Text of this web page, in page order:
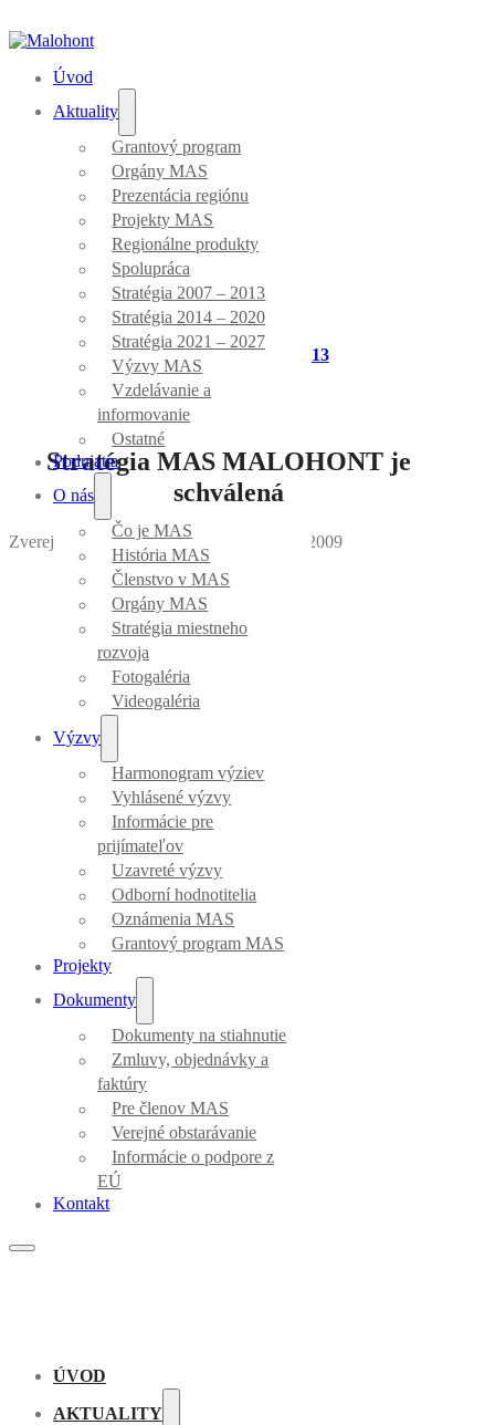
Úvod
Aktuality
Grantový program
Orgány MAS
Prezentácia regiónu
Projekty MAS
Regionálne produkty
Spolupráca
Stratégia 2007 – 2013
Stratégia 2014 – 2020
Stratégia 2021 – 2027
Výzvy MAS
Vzdelávanie a
informovanie
Ostatné
Podujatia
O nás
Čo je MAS
História MAS
Členstvo v MAS
Orgány MAS
Stratégia miestneho
rozvoja
Fotogaléria
Videogaléria
Výzvy
Harmonogram výziev
Vyhlásené výzvy
Informácie pre
prijímateľov
Uzavreté výzvy
Odborní hodnotitelia
Oznámenia MAS
Grantový program MAS
Projekty
Dokumenty
Dokumenty na stiahnutie
Zmluvy, objednávky a
faktúry
Pre členov MAS
Verejné obstarávanie
Informácie o podpore z
EÚ
Kontakt
ÚVOD
AKTUALITY
Aktuality
Úvod/Stratégia 2007 - 2013
Stratégia MAS MALOHONT je
schválená
Zverejnila Mirka Vargová｜ Dátum: 04.06.2009